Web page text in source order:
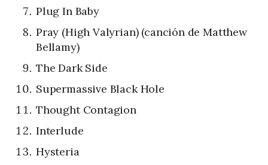
Plug In Baby
Pray (High Valyrian) (canción de Matthew
Bellamy)
The Dark Side
Supermassive Black Hole
Thought Contagion
Interlude
Hysteria